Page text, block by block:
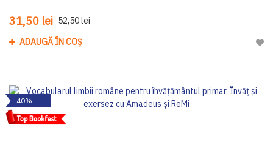
31,50 lei 52,50 lei
ADAUGĂ ÎN COȘ
-40%